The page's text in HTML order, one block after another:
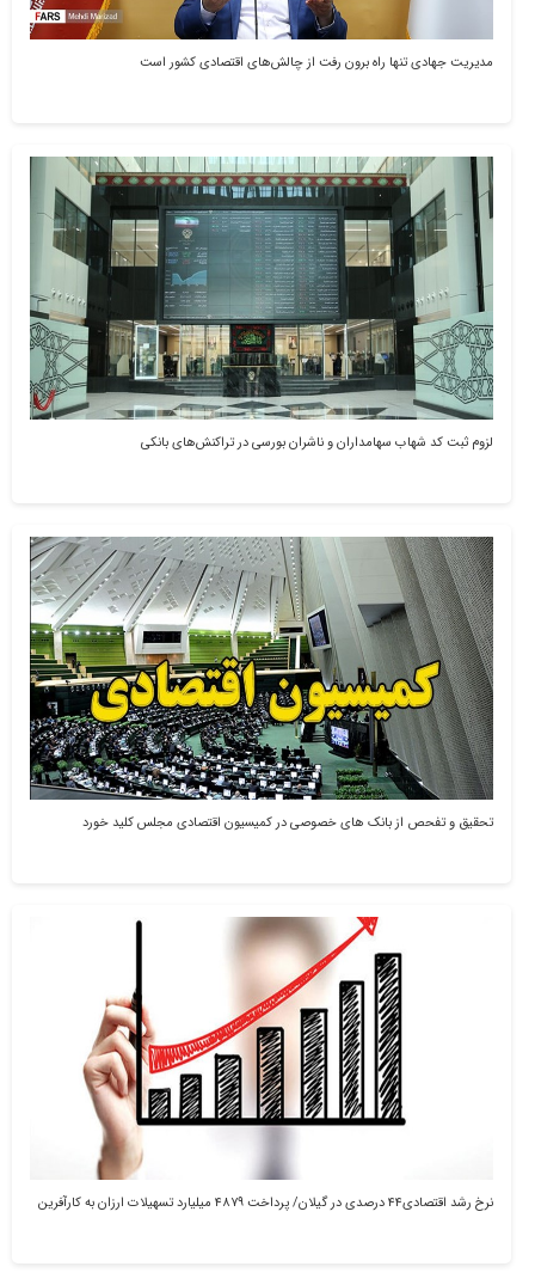
مدیریت جهادی تنها راه برون رفت از چالش‌های اقتصادی کشور است
لزوم ثبت کد شهاب سهامداران و ناشران بورسی در تراکنش‌های بانکی
تحقیق و تفحص از بانک های خصوصی در کمیسیون اقتصادی مجلس کلید خورد
نرخ رشد اقتصادی۴۴ درصدی در گیلان/ پرداخت ۴۸۷۹ میلیارد تسهیلات ارزان‌ به کارآفرین